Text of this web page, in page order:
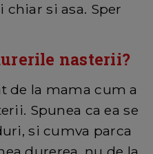
si asa. Sper
nasterii?
de la mama cum a
Spunea ca ea se
si cumva parca